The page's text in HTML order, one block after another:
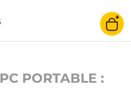
Hz Wi-Fi 7/Bluetooth
11 Professionnel
PORTABLE :